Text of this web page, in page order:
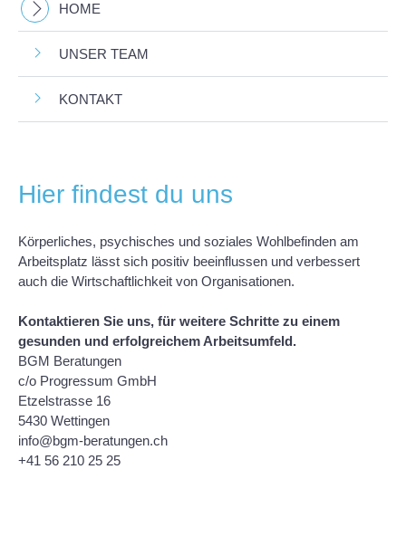
HOME
UNSER TEAM
KONTAKT
Hier findest du uns
Körperliches, psychisches und soziales Wohlbefinden am
Arbeitsplatz lässt sich positiv beeinflussen und verbessert
auch die Wirtschaftlichkeit von Organisationen.
Kontaktieren Sie uns, für weitere Schritte zu einem
gesunden und erfolgreichem Arbeitsumfeld.
BGM Beratungen
c/o Progressum GmbH
Etzelstrasse 16
5430 Wettingen
info@bgm-beratungen.ch
+41 56 210 25 25